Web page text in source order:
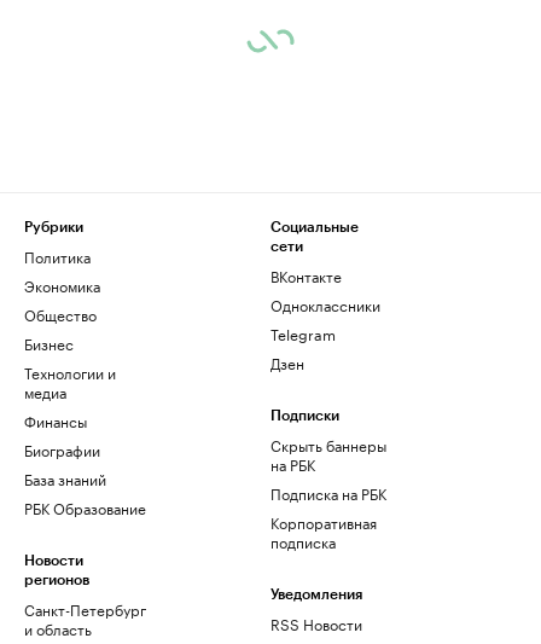
Рубрики
Политика
Экономика
Общество
Бизнес
Технологии и
медиа
Финансы
Биографии
База знаний
РБК Образование
Новости
регионов
Санкт-Петербург
и область
Социальные
сети
ВКонтакте
Одноклассники
Telegram
Дзен
Подписки
Скрыть баннеры
на РБК
Подписка на РБК
Корпоративная
подписка
Уведомления
RSS Новости